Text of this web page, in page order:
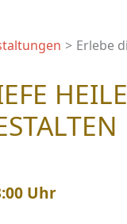
Erlebe
Uhr